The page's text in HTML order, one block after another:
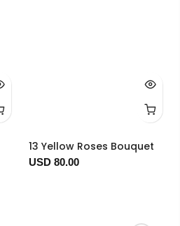
13 Yellow Roses Bouquet
USD 80.00